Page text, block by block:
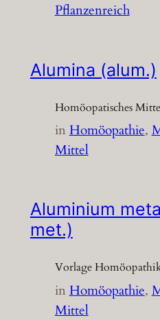
Pflanzenreich
Alumina (alum.)
Homöopatisches
inHomöopathie,
Mittel
Aluminium
met.)
Vorlage
inHomöopathie,
Mittel